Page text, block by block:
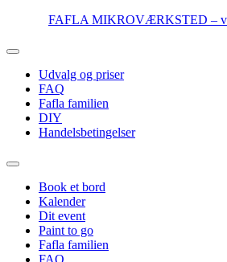
indhold
FAFLA MIKROVÆRKSTED –
Udvalg og priser
FAQ
Fafla familien
DIY
Handelsbetingelser
Book et bord
Kalender
Dit event
Paint to go
Fafla familien
FAQ